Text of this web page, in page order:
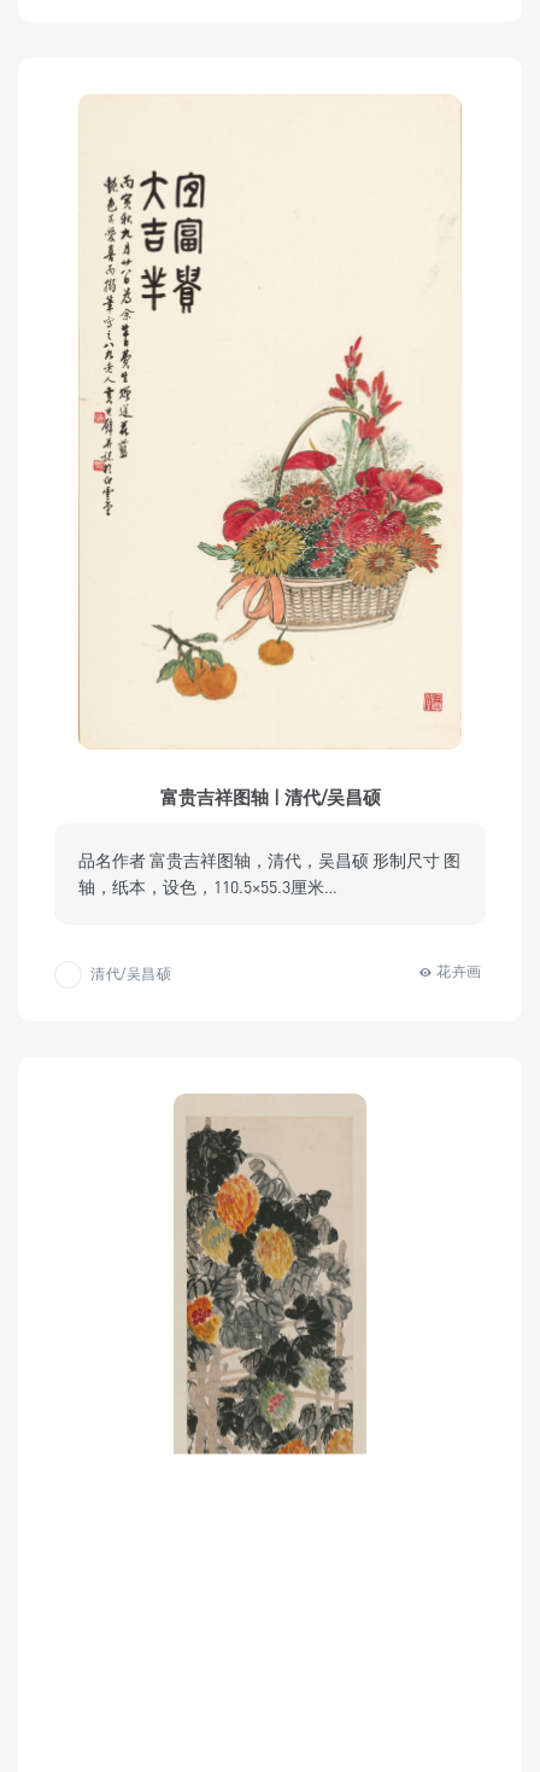
富贵吉祥图轴 | 清代/吴昌硕
品名作者 富贵吉祥图轴，清代，吴昌硕 形制尺寸 图
轴，纸本，设色，110.5×55.3厘米…
清代/吴昌硕 花卉画